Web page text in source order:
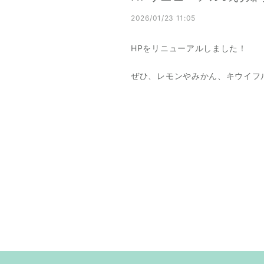
2026/01/23 11:05
HPをリニューアルしました！
ぜひ、レモンやみかん、キウイフ